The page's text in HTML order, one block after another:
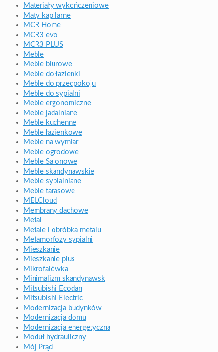
Materiały wykończeniowe
Maty kapilarne
MCR Home
MCR3 evo
MCR3 PLUS
Meble
Meble biurowe
Meble do łazienki
Meble do przedpokoju
Meble do sypialni
Meble ergonomiczne
Meble jadalniane
Meble kuchenne
Meble łazienkowe
Meble na wymiar
Meble ogrodowe
Meble Salonowe
Meble skandynawskie
Meble sypialniane
Meble tarasowe
MELCloud
Membrany dachowe
Metal
Metale i obróbka metalu
Metamorfozy sypialni
Mieszkanie
Mieszkanie plus
Mikrofalówka
Minimalizm skandynawsk
Mitsubishi Ecodan
Mitsubishi Electric
Modernizacja budynków
Modernizacja domu
Modernizacja energetyczna
Moduł hydrauliczny
Mój Prąd